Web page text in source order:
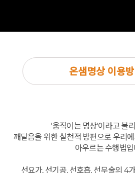
온샘명상 이용
'움직이는 명상'이라고 불
깨달음을 위한 실천적 방편으로 우리
아우르는 수행법입
선요가, 선기공, 선호흡, 선무술의 4